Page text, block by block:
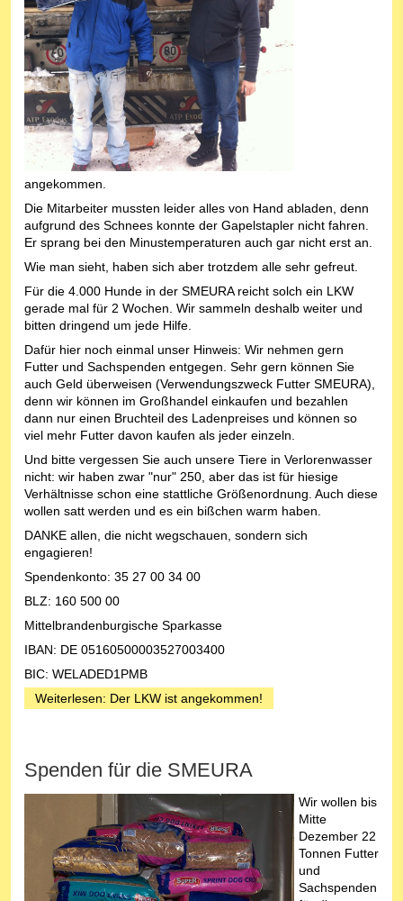
angekommen.
Die Mitarbeiter mussten leider alles von Hand abladen, denn
aufgrund des Schnees konnte der Gapelstapler nicht fahren.
Er sprang bei den Minustemperaturen auch gar nicht erst an.
Wie man sieht, haben sich aber trotzdem alle sehr gefreut.
Für die 4.000 Hunde in der SMEURA reicht solch ein LKW
gerade mal für 2 Wochen. Wir sammeln deshalb weiter und
bitten dringend um jede Hilfe.
Dafür hier noch einmal unser Hinweis: Wir nehmen gern
Futter und Sachspenden entgegen. Sehr gern können Sie
auch Geld überweisen (Verwendungszweck Futter SMEURA),
denn wir können im Großhandel einkaufen und bezahlen
dann nur einen Bruchteil des Ladenpreises und können so
viel mehr Futter davon kaufen als jeder einzeln.
Und bitte vergessen Sie auch unsere Tiere in Verlorenwasser
nicht: wir haben zwar "nur" 250, aber das ist für hiesige
Verhältnisse schon eine stattliche Größenordnung. Auch diese
wollen satt werden und es ein bißchen warm haben.
DANKE allen, die nicht wegschauen, sondern sich
engagieren!
Spendenkonto: 35 27 00 34 00
BLZ: 160 500 00
Mittelbrandenburgische Sparkasse
IBAN: DE 05160500003527003400
BIC: WELADED1PMB
Weiterlesen: Der LKW ist angekommen!
Spenden für die SMEURA
Wir wollen bis
Mitte
Dezember 22
Tonnen Futter
und
Sachspenden